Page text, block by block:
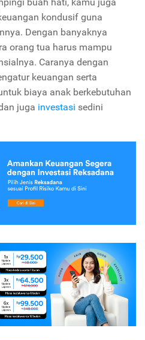
kondusif guna
Dengan banyaknya
orang tua harus mampu
Caranya dengan
keuangan serta
biaya anak berkebutuhan
juga investasi sedini